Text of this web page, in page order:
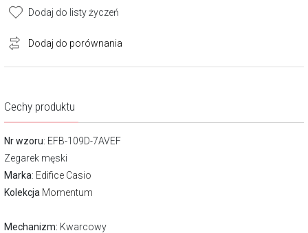
Cechy produktu
Nr wzoru: EFB-109D-7AVEF
Zegarek męski
Marka: Edifice Casio
Kolekcja Momentum
Mechanizm: Kwarcowy
Dodaj do listy życzeń
Dodaj do porównania